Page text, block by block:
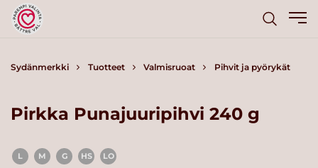
Sydänmerkki Tuotteet Valmisruoat Pihvit ja pyörykät
Pirkka Punajuuripihvi 240 g
L M G HS LO